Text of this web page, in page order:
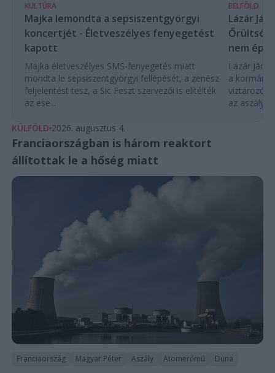
KULTÚRA
Majka lemondta a sepsiszentgyörgyi
koncertjét - Életveszélyes fenyegetést
kapott
Majka életveszélyes SMS-fenyegetés miatt
mondta le sepsiszentgyörgyi fellépését, a zenész
feljelentést tesz, a Sic Feszt szervezői is elítélték
az ese...
BELFÖLD
Lázár
Őrültség
nem
Lázár
a kormány
az
KÜLFÖLD 2026. augusztus 4.
Franciaországban is három reaktort
állítottak le a hőség miatt
Franciaország Magyar Péter Aszály Atomerőmű Duna